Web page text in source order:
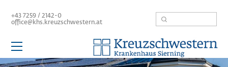
zum+43 7259 / 2142-0
office@khs.kreuzschwestern.at
Suche
Hauptnavigation